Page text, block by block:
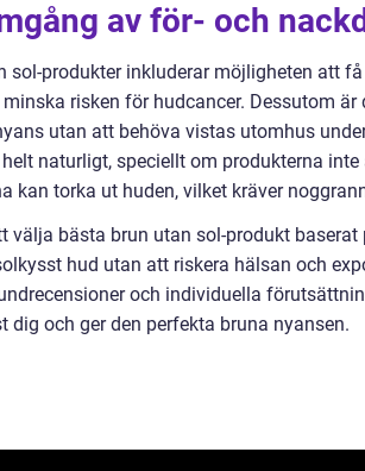
av för- och
sol-produkter inkluderar möjligheten att
risken för hudcancer. Dessutom är
utan att behöva vistas utomhus
naturligt, speciellt om produkterna
kan torka ut huden, vilket kräver
bästa brun utan sol-produkt baserat
hud utan att riskera hälsan och
och individuella
dig och ger den perfekta bruna nyansen.